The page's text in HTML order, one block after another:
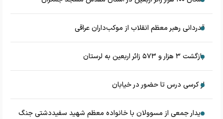
قدردانی رهبر معظم انقلاب از موکب‌داران عراقی
بازگشت ۳ هزار و ۵۷۳ زائر اربعین به لرستان
از کرسی درس تا حضور در خیابان
دیدار جمعی از مسوولان با خانواده معظم شهید سفیددشتی جنگ